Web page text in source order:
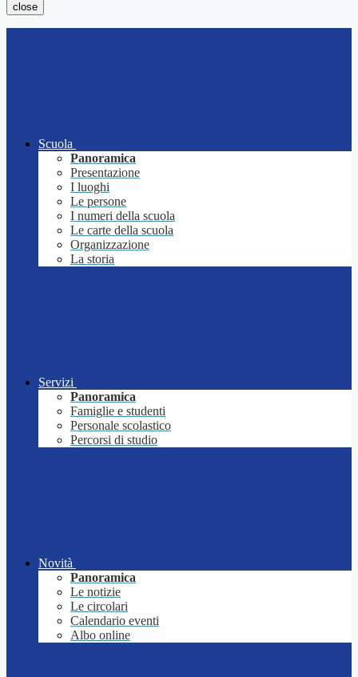
close
Scuola
Panoramica
Presentazione
I luoghi
Le persone
I numeri della scuola
Le carte della scuola
Organizzazione
La storia
Servizi
Panoramica
Famiglie e studenti
Personale scolastico
Percorsi di studio
Novità
Panoramica
Le notizie
Le circolari
Calendario eventi
Albo online